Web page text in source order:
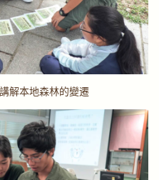
解本地森林的變遷